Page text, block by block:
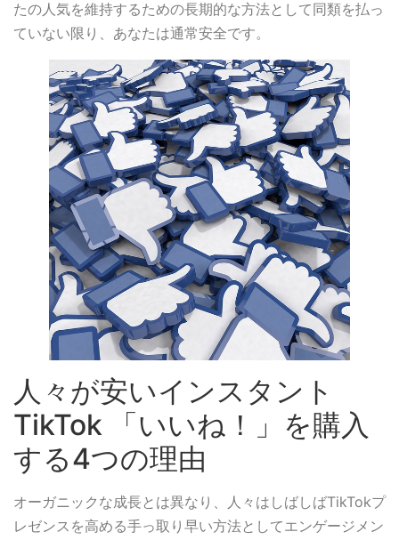
たの人気を維持するための長期的な方法として同類を払っ
ていない限り、あなたは通常安全です。
人々が安いインスタント
TikTok 「いいね！」を購入
する4つの理由
オーガニックな成長とは異なり、人々はしばしばTikTokプ
レゼンスを高める手っ取り早い方法としてエンゲージメン